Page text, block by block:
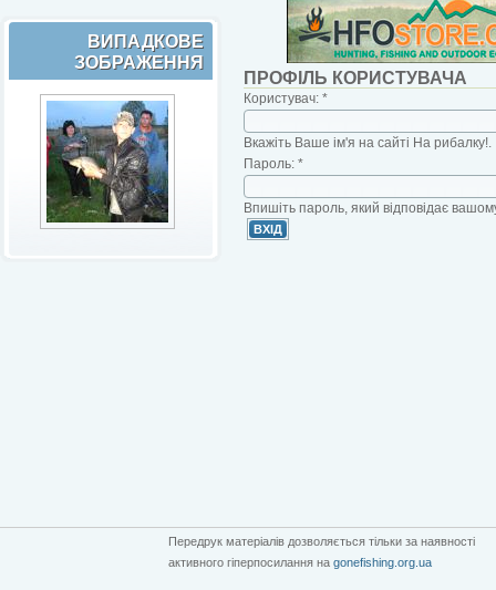
ВИПАДКОВЕ
ЗОБРАЖЕННЯ
ПРОФІЛЬ КОРИСТУВАЧА
Користувач: *
Вкажіть Ваше ім'я на сайті На рибалку!.
Пароль: *
Впишіть пароль, який відповідає
Передрук матеріалів дозволяється тільки за наявності
активного гіперпосилання на gonefishing.org.ua